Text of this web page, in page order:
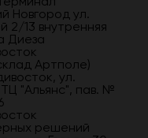
Новгород ул.
2/13 внутренняя
Диеза
Артполе)
ул.
"Альянс", пав. №
решений